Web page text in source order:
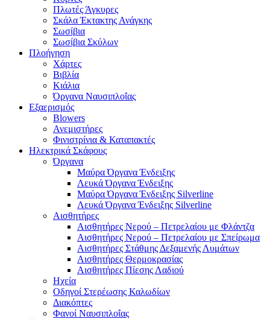
Πλωτές Άγκυρες
Σκάλα Έκτακτης Ανάγκης
Σωσίβια
Σωσίβια Σκύλων
Πλοήγηση
Χάρτες
Βιβλία
Κιάλια
Όργανα Ναυσιπλοΐας
Εξαερισμός
Blowers
Ανεμιστήρες
Φινιστρίνια & Καταπακτές
Ηλεκτρικά Σκάφους
Όργανα
Μαύρα Όργανα Ένδειξης
Λευκά Όργανα Ένδειξης
Μαύρα Όργανα Ένδειξης Silverline
Λευκά Όργανα Ένδειξης Silverline
Αισθητήρες
Αισθητήρες Νερού – Πετρελαίου με Φλάντζα
Αισθητήρες Νερού – Πετρελαίου με Σπείρωμα
Αισθητήρες Στάθμης Δεξαμενής Λυμάτων
Αισθητήρες Θερμοκρασίας
Αισθητήρες Πίεσης Λαδιού
Ηχεία
Οδηγοί Στερέωσης Καλωδίων
Διακόπτες
Φανοί Ναυσιπλοΐας